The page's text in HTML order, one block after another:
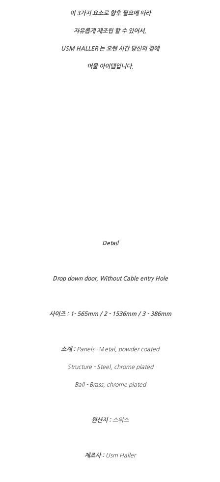
이 3가지 요소로 향후 필요에 따라
자유롭게 재조립 할 수 있어서,
USM HALLER 는 오랜 시간 당신의 곁에
머물 아이템입니다.
Detail
Drop down door, Without Cable entry Hole
사이즈 : 1- 565mm / 2 - 1536mm / 3 - 386mm
소재 : Panels - M etal, powder coated
Structure - Steel, chrome plated
Ball - Brass, chrome plated
원산지 :스위스
제조사 :Usm Haller